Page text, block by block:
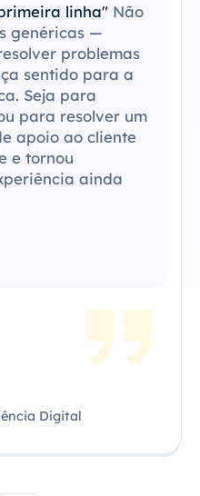
linha" Não
genéricas —
problemas
sentido para a
Seja para
para resolver um
apoio ao cliente
e tornou
ainda
Digital